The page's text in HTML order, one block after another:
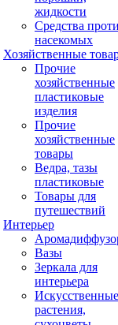
жидкости
Средства
насекомых
Хозяйственные
Прочие
хозяйственные
пластиковые
изделия
Прочие
хозяйственные
товары
Ведра, тазы
пластиковые
Товары для
путешествий
Интерьер
Вазы
Зеркала для
интерьера
Искусственные
растения,